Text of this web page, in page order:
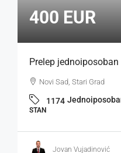
400 EUR
Prelep
Novi Sad, Stari Grad
1174
STAN
Jovan Vujadinović